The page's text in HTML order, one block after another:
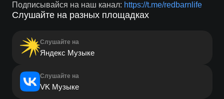
Подписывайся на наш канал: https://t.me/redbarnlife
Слушайте на разных площадках
Слушайте на
Яндекс Музыке
Слушайте на
VK Музыке